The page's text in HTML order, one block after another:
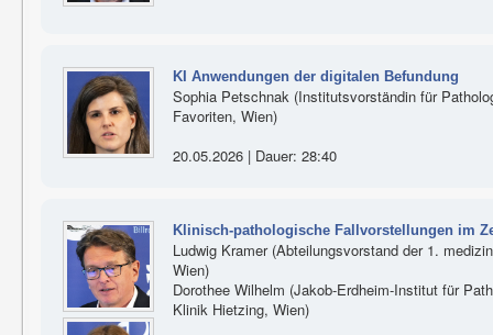
KI Anwendungen der digitalen Befundung
Sophia Petschnak (Institutsvorständin für
Favoriten, Wien)
20.05.2026 | Dauer: 28:40
Klinisch-pathologische Fallvorstellungen im
Ludwig Kramer (Abteilungsvorstand der 1.
Wien)
Dorothee Wilhelm (Jakob-Erdheim-Institut für
Klinik Hietzing, Wien)